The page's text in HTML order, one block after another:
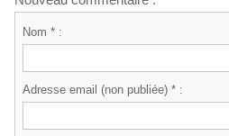
Nom * :
Adresse email (non publiée) * :